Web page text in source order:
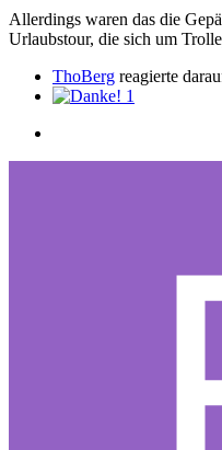
Allerdings waren das die
Urlaubstour, die sich um
ThoBerg reagierte
1